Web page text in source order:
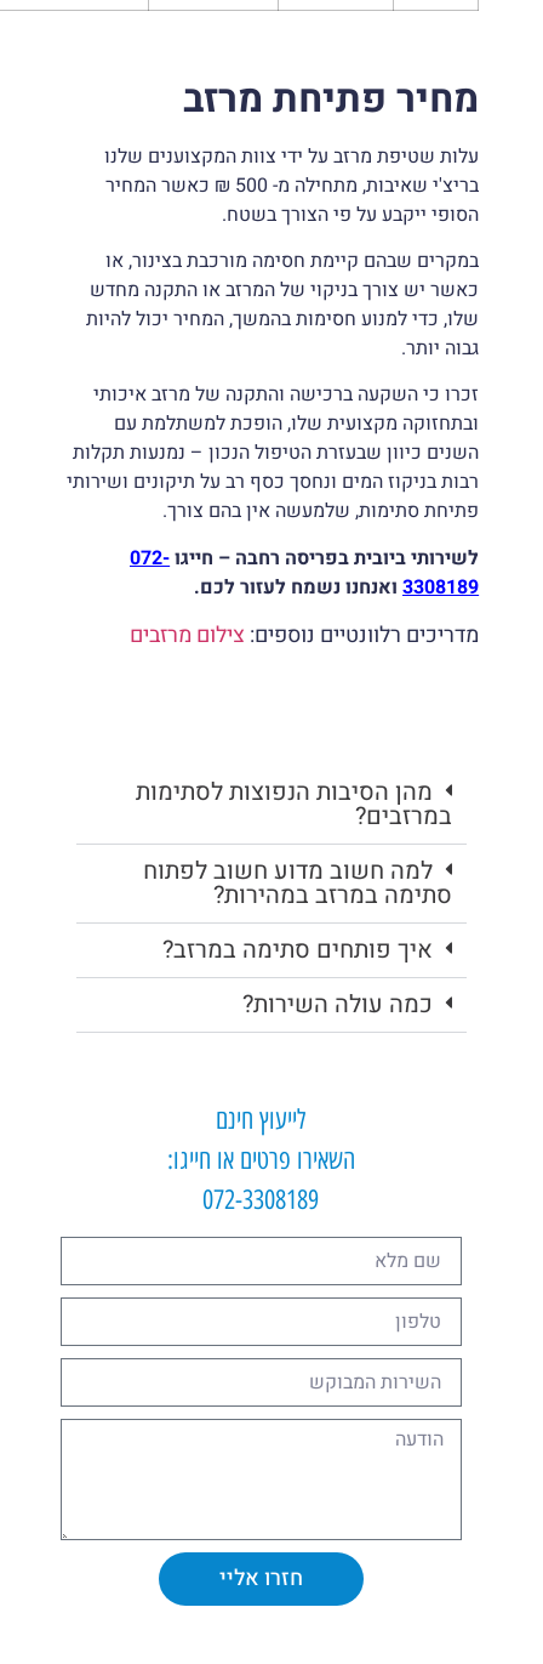
לייעוץ חינם
השאירו פרטים או חייגו:
072-3308189
חזרו אליי
מחיר פתיחת מרזב
עלות שטיפת מרזב על ידי צוות המקצוענים שלנו
בריצ'י שאיבות, מתחילה מ- 500 ₪ כאשר המחיר
הסופי ייקבע על פי הצורך בשטח.
במקרים שבהם קיימת חסימה מורכבת בצינור, או
כאשר יש צורך בניקוי של המרזב או התקנה מחדש
שלו, כדי למנוע חסימות בהמשך, המחיר יכול להיות
גבוה יותר.
זכרו כי השקעה ברכישה והתקנה של מרזב איכותי
ובתחזוקה מקצועית שלו, הופכת למשתלמת עם
השנים כיוון שבעזרת הטיפול הנכון – נמנעות תקלות
רבות בניקוז המים ונחסך כסף רב על תיקונים ושירותי
פתיחת סתימות, שלמעשה אין בהם צורך.
לשירותי ביובית בפריסה רחבה – חייגו072-
3308189ואנחנו נשמח לעזור לכם.
מדריכים רלוונטיים נוספים:צילום מרזבים
מהן הסיבות הנפוצות לסתימות
במרזבים?
למה חשוב מדוע חשוב לפתוח
סתימה במרזב במהירות?
איך פותחים סתימה במרזב?
כמה עולה השירות?